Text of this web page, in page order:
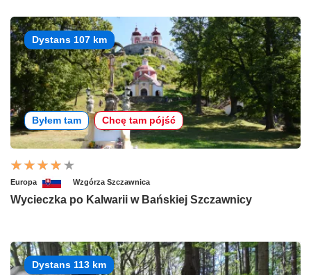
Dystans 107 km
Byłem tam Chcę tam pójść
Europa Wzgórza Szczawnica
Wycieczka po Kalwarii w Bańskiej Szczawnicy
Dystans 113 km